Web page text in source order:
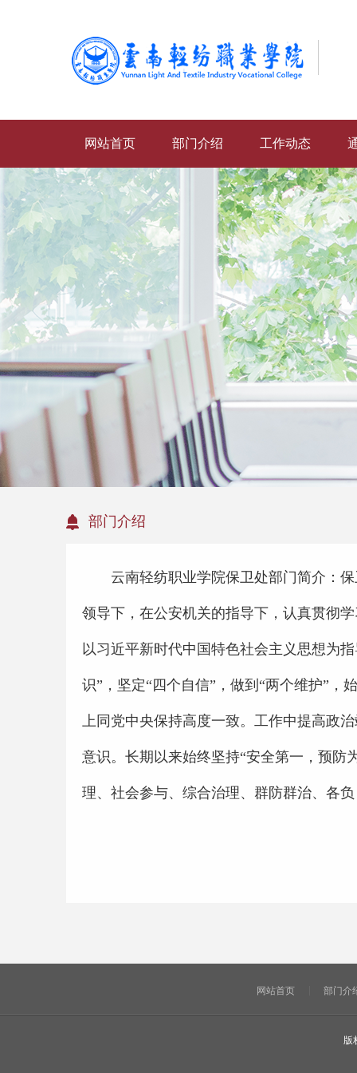
网站首页 部门介绍 工作动态
部门介绍
云南轻纺职业学院保卫处部门简介：
领导下，在公安机关的指导下，认真贯彻
以习近平新时代中国特色社会主义思想为
识”，坚定“四个自信”，做到“两个维护”，
上同党中央保持高度一致。工作中提高政
意识。长期以来始终坚持“安全第一，预防
理、社会参与、综合治理、群防群治、各负
网站首页 部门介
版